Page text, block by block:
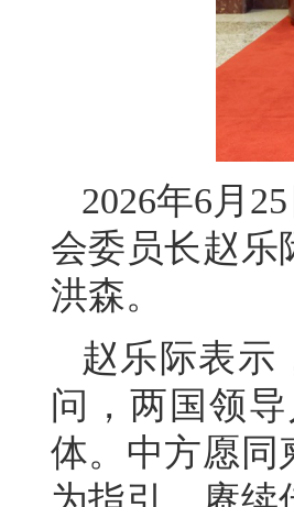
2026年6月
会委员长赵乐
洪森。
赵乐际表示
问，两国领
体。中方愿同